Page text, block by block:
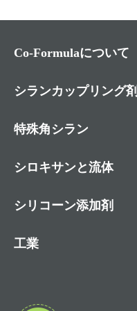
Co-Formulaについて
シランカップリング剤
特殊角シラン
シロキサンと流体
シリコーン添加剤
工業